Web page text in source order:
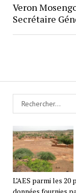
Veron
Secrétaire
L’AES parmi les
données fournies